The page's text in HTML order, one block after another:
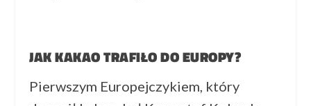
JAK KAKAO TRAFIŁO DO EUROPY?
Pierwszym Europejczykiem, który